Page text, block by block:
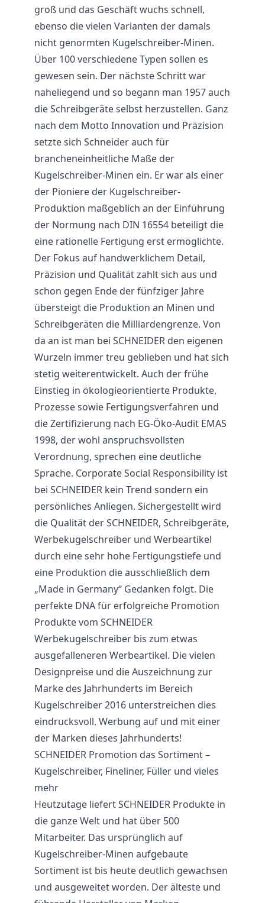
groß und das Geschäft wuchs schnell,
ebenso die vielen Varianten der damals
nicht genormten Kugelschreiber-Minen.
Über 100 verschiedene Typen sollen es
gewesen sein. Der nächste Schritt war
naheliegend und so begann man 1957 auch
die Schreibgeräte selbst herzustellen. Ganz
nach dem Motto Innovation und Präzision
setzte sich Schneider auch für
brancheneinheitliche Maße der
Kugelschreiber-Minen ein. Er war als einer
der Pioniere der Kugelschreiber-
Produktion maßgeblich an der Einführung
der Normung nach DIN 16554 beteiligt die
eine rationelle Fertigung erst ermöglichte.
Der Fokus auf handwerklichem Detail,
Präzision und Qualität zahlt sich aus und
schon gegen Ende der fünfziger Jahre
übersteigt die Produktion an Minen und
Schreibgeräten die Milliardengrenze. Von
da an ist man bei SCHNEIDER den eigenen
Wurzeln immer treu geblieben und hat sich
stetig weiterentwickelt. Auch der frühe
Einstieg in ökologieorientierte Produkte,
Prozesse sowie Fertigungsverfahren und
die Zertifizierung nach EG-Öko-Audit EMAS
1998, der wohl anspruchsvollsten
Verordnung, sprechen eine deutliche
Sprache. Corporate Social Responsibility ist
bei SCHNEIDER kein Trend sondern ein
persönliches Anliegen. Sichergestellt wird
die Qualität der SCHNEIDER, Schreibgeräte,
Werbekugelschreiber und Werbeartikel
durch eine sehr hohe Fertigungstiefe und
eine Produktion die ausschließlich dem
„Made in Germany“ Gedanken folgt. Die
perfekte DNA für erfolgreiche Promotion
Produkte vom SCHNEIDER
Werbekugelschreiber bis zum etwas
ausgefalleneren Werbeartikel. Die vielen
Designpreise und die Auszeichnung zur
Marke des Jahrhunderts im Bereich
Kugelschreiber 2016 unterstreichen dies
eindrucksvoll. Werbung auf und mit einer
der Marken dieses Jahrhunderts!
SCHNEIDER Promotion das Sortiment –
Kugelschreiber, Fineliner, Füller und vieles
mehr
Heutzutage liefert SCHNEIDER Produkte in
die ganze Welt und hat über 500
Mitarbeiter. Das ursprünglich auf
Kugelschreiber-Minen aufgebaute
Sortiment ist bis heute deutlich gewachsen
und ausgeweitet worden. Der älteste und